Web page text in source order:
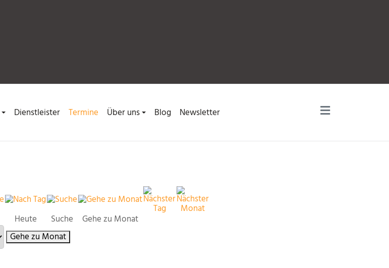
Dienstleister Termine Über uns Blog Newsletter
Heute Suche
Gehe zu Monat
Gehe zu Monat